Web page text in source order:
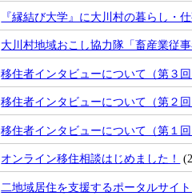
『縁結び大学』に大川村の暮らし・
大川村地域おこし協力隊「畜産業従
移住者インタビューについて（第３回
移住者インタビューについて（第２回
移住者インタビューについて（第１回
オンライン移住相談はじめました！
二地域居住を支援するポータルサイ